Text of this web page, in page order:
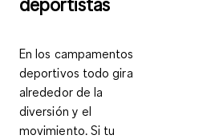
En los campamentos
deportivos todo gira
alrededor de la
diversión y el
movimiento. Si tu